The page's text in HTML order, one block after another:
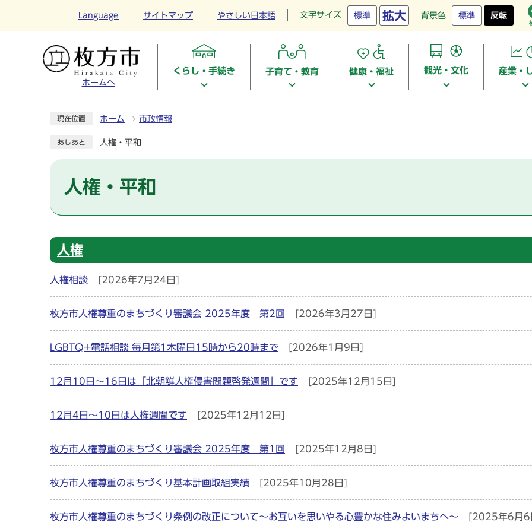
Language サイトマップ やさしい日本語 文字サイズ 標準 拡大 背景色 標準 反転
ホームへ
くらし・手続き 子育て・教育 健康・福祉 観光・文化 産業・
現在位置 ホーム 市政情報
あしあと 人権・平和
人権・平和
人権
人権相談 [2026年7月24日]
枚方市人権尊重のまちづくり審議会 2025年度 第2回 [2026年3月27日]
LGBTQ+電話相談 毎月第1木曜日15時から20時まで [2026年1月9日]
12月10日～16日は「北朝鮮人権侵害問題啓発週間」です [2025年12月15日]
12月4日～10日は人権週間です [2025年12月12日]
枚方市人権尊重のまちづくり審議会 2025年度 第1回 [2025年12月8日]
枚方市人権尊重のまちづくり基本計画取組実績 [2025年10月28日]
枚方市人権尊重のまちづくり条例の改正について～お互いを思いやる心豊かな住みよいまちへ～ [2025年6月6